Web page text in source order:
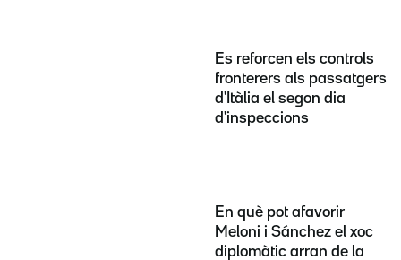
Es reforcen els controls
fronterers als passatgers
d'Itàlia el segon dia
d'inspeccions
En què pot afavorir
Meloni i Sánchez el xoc
diplomàtic arran de la